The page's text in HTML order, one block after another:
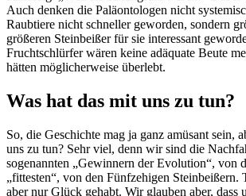
Auch denken die Paläontologen nicht
Raubtiere nicht schneller geworden, sondern
größeren Steinbeißer für sie interessant
Fruchtschlürfer wären keine adäquate Beute
hätten möglicherweise überlebt.
Was hat das mit uns zu tun?
So, die Geschichte mag ja ganz amüsant sein,
uns zu tun? Sehr viel, denn wir sind die
sogenannten „Gewinnern der Evolution“, von
„fittesten“, von den Fünfzehigen Steinbeißern.
aber nur Glück gehabt. Wir glauben aber, dass